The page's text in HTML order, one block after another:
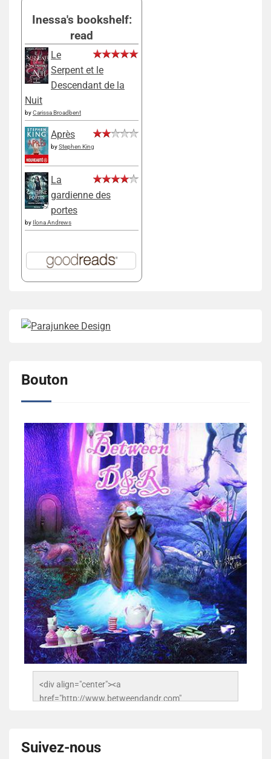
Inessa's bookshelf:
read
Le
Serpent et le
Descendant de la
Nuit
byCarissa Broadbent
Après
byStephen King
La
gardienne des
portes
by Ilona Andrews
Bouton
<div align="center"><a
href="http://www.betweendandr.com"
503716673157532-2788222864243652657-n.jpg"
alt="Between D&R" style="border:none;" /></a>
Suivez-nous